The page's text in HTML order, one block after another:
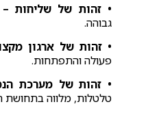
• זהות של שליחות –
גבוהה.
• זהות של ארגון
פעולה והתפתחות.
• זהות של מערכת
טלטלות, מלווה בתחושת